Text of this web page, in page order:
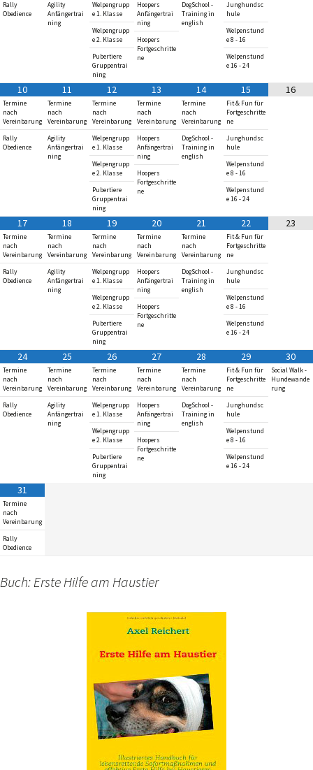
Rally
Obedience
Agility
Anfängertrai
ning
Welpengrupp
e 1. Klasse
Welpengrupp
e 2. Klasse
Pubertiere
Gruppentrai
ning
Hoopers
Anfängertrai
ning
Hoopers
Fortgeschritte
ne
DogSchool -
Training in
english
Junghundsc
hule
Welpenstund
e 8 - 16
Welpenstund
e 16 - 24
10
Termine
nach
Vereinbarung
Rally
Obedience
11
Termine
nach
Vereinbarung
Agility
Anfängertrai
ning
12
Termine
nach
Vereinbarung
Welpengrupp
e 1. Klasse
Welpengrupp
e 2. Klasse
Pubertiere
Gruppentrai
ning
13
Termine
nach
Vereinbarung
Hoopers
Anfängertrai
ning
Hoopers
Fortgeschritte
ne
14
Termine
nach
Vereinbarung
DogSchool -
Training in
english
15
Fit & Fun für
Fortgeschritte
ne
Junghundsc
hule
Welpenstund
e 8 - 16
Welpenstund
e 16 - 24
16
17
Termine
nach
Vereinbarung
Rally
Obedience
18
Termine
nach
Vereinbarung
Agility
Anfängertrai
ning
19
Termine
nach
Vereinbarung
Welpengrupp
e 1. Klasse
Welpengrupp
e 2. Klasse
Pubertiere
Gruppentrai
ning
20
Termine
nach
Vereinbarung
Hoopers
Anfängertrai
ning
Hoopers
Fortgeschritte
ne
21
Termine
nach
Vereinbarung
DogSchool -
Training in
english
22
Fit & Fun für
Fortgeschritte
ne
Junghundsc
hule
Welpenstund
e 8 - 16
Welpenstund
e 16 - 24
23
24
Termine
nach
Vereinbarung
Rally
Obedience
25
Termine
nach
Vereinbarung
Agility
Anfängertrai
ning
26
Termine
nach
Vereinbarung
Welpengrupp
e 1. Klasse
Welpengrupp
e 2. Klasse
Pubertiere
Gruppentrai
ning
27
Termine
nach
Vereinbarung
Hoopers
Anfängertrai
ning
Hoopers
Fortgeschritte
ne
28
Termine
nach
Vereinbarung
DogSchool -
Training in
english
29
Fit & Fun für
Fortgeschritte
ne
Junghundsc
hule
Welpenstund
e 8 - 16
Welpenstund
e 16 - 24
30
Social Walk -
Hundewande
rung
31
Termine
nach
Vereinbarung
Rally
Obedience
Buch: Erste Hilfe am Haustier